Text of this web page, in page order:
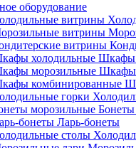
оборудование
Шкафы
Шкафы
Ларь-бонеты